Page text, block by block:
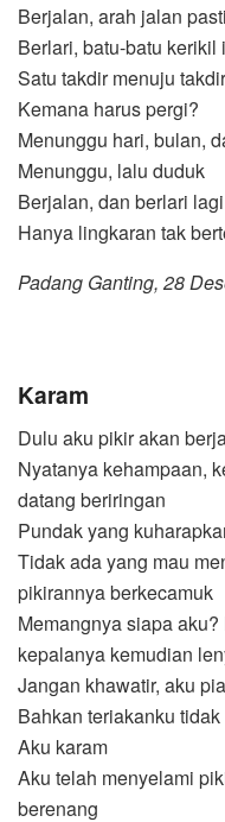
Berjalan, arah jalan
Berlari, batu-batu kerikil
Satu takdir menuju
Kemana harus pergi?
Menunggu hari, bulan,
Menunggu, lalu duduk
Berjalan, dan berlari lagi
Hanya lingkaran tak
Padang Ganting, 28
Karam
Dulu aku pikir akan
Nyatanya kehampaan,
datang beriringan
Pundak yang
Tidak ada yang mau
pikirannya berkecamuk
Memangnya siapa
kepalanya kemudian
Jangan khawatir, aku
Bahkan teriakanku
Aku karam
Aku telah menyelami
berenang